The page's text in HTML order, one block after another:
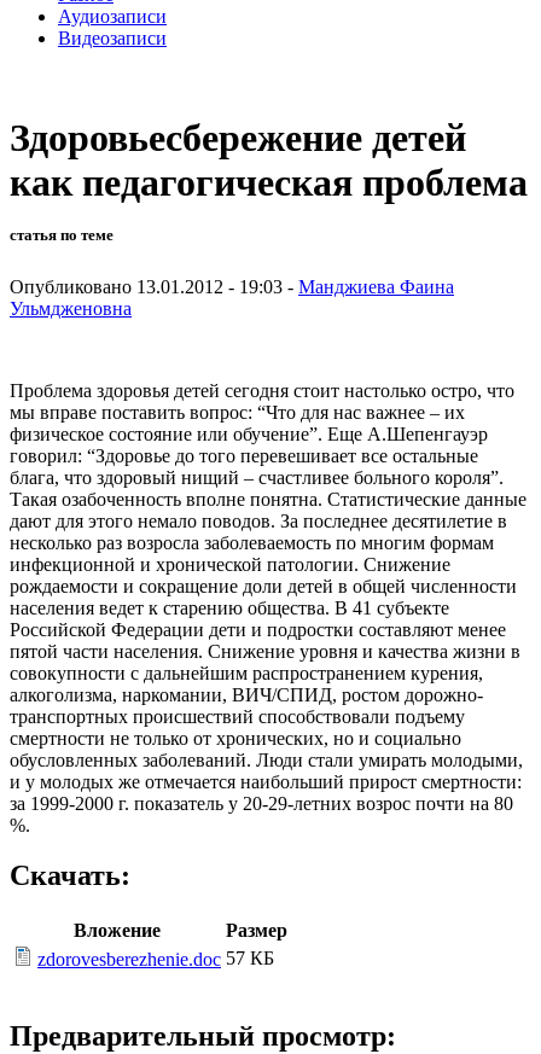
Аудиозаписи
Видеозаписи
Здоровьесбережение детей
как педагогическая проблема
статья по теме
Опубликовано 13.01.2012 - 19:03 - Манджиева Фаина
Ульмдженовна
Проблема здоровья детей сегодня стоит настолько остро, что
мы вправе поставить вопрос: “Что для нас важнее – их
физическое состояние или обучение”. Еще А.Шепенгауэр
говорил: “Здоровье до того перевешивает все остальные
блага, что здоровый нищий – счастливее больного короля”.
Такая озабоченность вполне понятна. Статистические данные
дают для этого немало поводов. За последнее десятилетие в
несколько раз возросла заболеваемость по многим формам
инфекционной и хронической патологии. Снижение
рождаемости и сокращение доли детей в общей численности
населения ведет к старению общества. В 41 субъекте
Российской Федерации дети и подростки составляют менее
пятой части населения. Снижение уровня и качества жизни в
совокупности с дальнейшим распространением курения,
алкоголизма, наркомании, ВИЧ/СПИД, ростом дорожно-
транспортных происшествий способствовали подъему
смертности не только от хронических, но и социально
обусловленных заболеваний. Люди стали умирать молодыми,
и у молодых же отмечается наибольший прирост смертности:
за 1999-2000 г. показатель у 20-29-летних возрос почти на 80
%.
Скачать:
Вложение
Размер
zdorovesberezhenie.doc 57 КБ
Предварительный просмотр: